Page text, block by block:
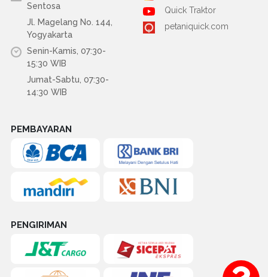
Sentosa
Jl. Magelang No. 144,
Yogyakarta
Senin-Kamis, 07:30-
15:30 WIB
Jumat-Sabtu, 07:30-
14:30 WIB
Quick Traktor
petaniquick.com
PEMBAYARAN
PENGIRIMAN